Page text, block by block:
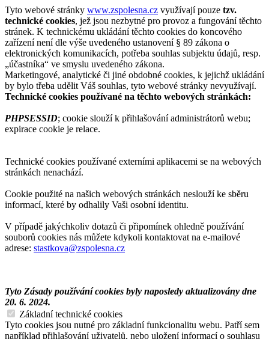
Tyto webové stránky www.zspolesna.cz využívají pouze tzv.
technické cookies, jež jsou nezbytné pro provoz a fungování těchto
stránek. K technickému ukládání těchto cookies do koncového
zařízení není dle výše uvedeného ustanovení § 89 zákona o
elektronických komunikacích, potřeba souhlas subjektu údajů, resp.
„účastníka“ ve smyslu uvedeného zákona.
Marketingové, analytické či jiné obdobné cookies, k jejichž ukládání
by bylo třeba udělit Váš souhlas, tyto webové stránky nevyužívají.
Technické cookies používané na těchto webových stránkách:
PHPSESSID; cookie slouží k přihlašování administrátorů webu;
expirace cookie je relace.
Technické cookies používané externími aplikacemi se na webových
stránkách nenachází.
Cookie použité na našich webových stránkách neslouží ke sběru
informací, které by odhalily Vaši osobní identitu.
V případě jakýchkoliv dotazů či připomínek ohledně používání
souborů cookies nás můžete kdykoli kontaktovat na e-mailové
adrese: stastkova@zspolesna.cz
Tyto Zásady používání cookies byly naposledy aktualizovány dne
20. 6. 2024.
Základní technické cookies
Tyto cookies jsou nutné pro základní funkcionalitu webu. Patří sem
například přihlašování uživatelů, nebo uložení informací o souhlasu